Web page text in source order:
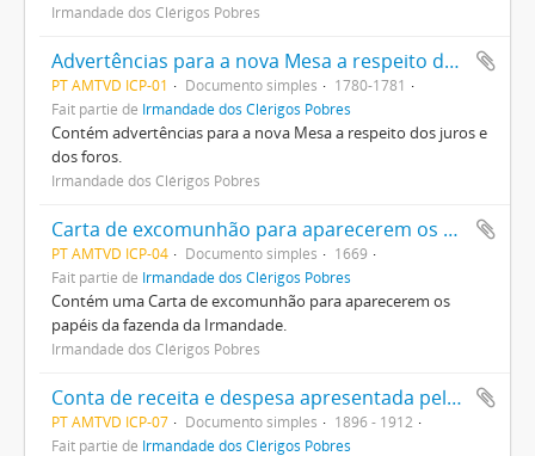
Irmandade dos Clérigos Pobres
Advertências para a nova Mesa a respeito dos juros e dos foros
PT AMTVD ICP-01 Documento simples
1780-1781
Fait partie de Irmandade dos Clérigos Pobres
Contém advertências para a nova Mesa a respeito dos juros e
dos foros.
Irmandade dos Clérigos Pobres
Carta de excomunhão para aparecerem os papéis da fazenda da Irmandade
PT AMTVD ICP-04 Documento simples
1669
Fait partie de Irmandade dos Clérigos Pobres
Contém uma Carta de excomunhão para aparecerem os
papéis da fazenda da Irmandade.
Irmandade dos Clérigos Pobres
Conta de receita e despesa apresentada pela Comissão Distrital
PT AMTVD ICP-07 Documento simples
1896 - 1912
Fait partie de Irmandade dos Clérigos Pobres